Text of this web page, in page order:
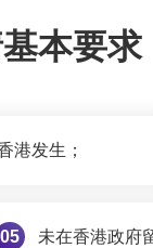
本要求
港发生；
05 未在香港政府